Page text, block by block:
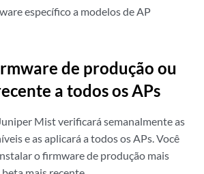
específico a modelos de AP
de produção ou
a todos os APs
Mist verificará semanalmente as
e as aplicará a todos os APs. Você
o firmware de produção mais